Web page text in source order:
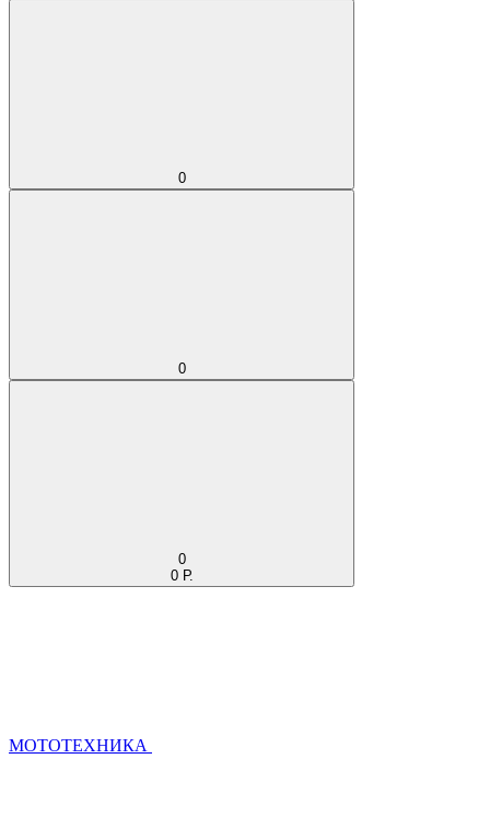
0
0
0
0 Р.
МОТОТЕХНИКА